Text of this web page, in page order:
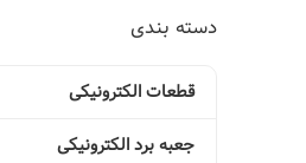
دسته بندی
قطعات الکترونیکی
جعبه برد الکترونیکی